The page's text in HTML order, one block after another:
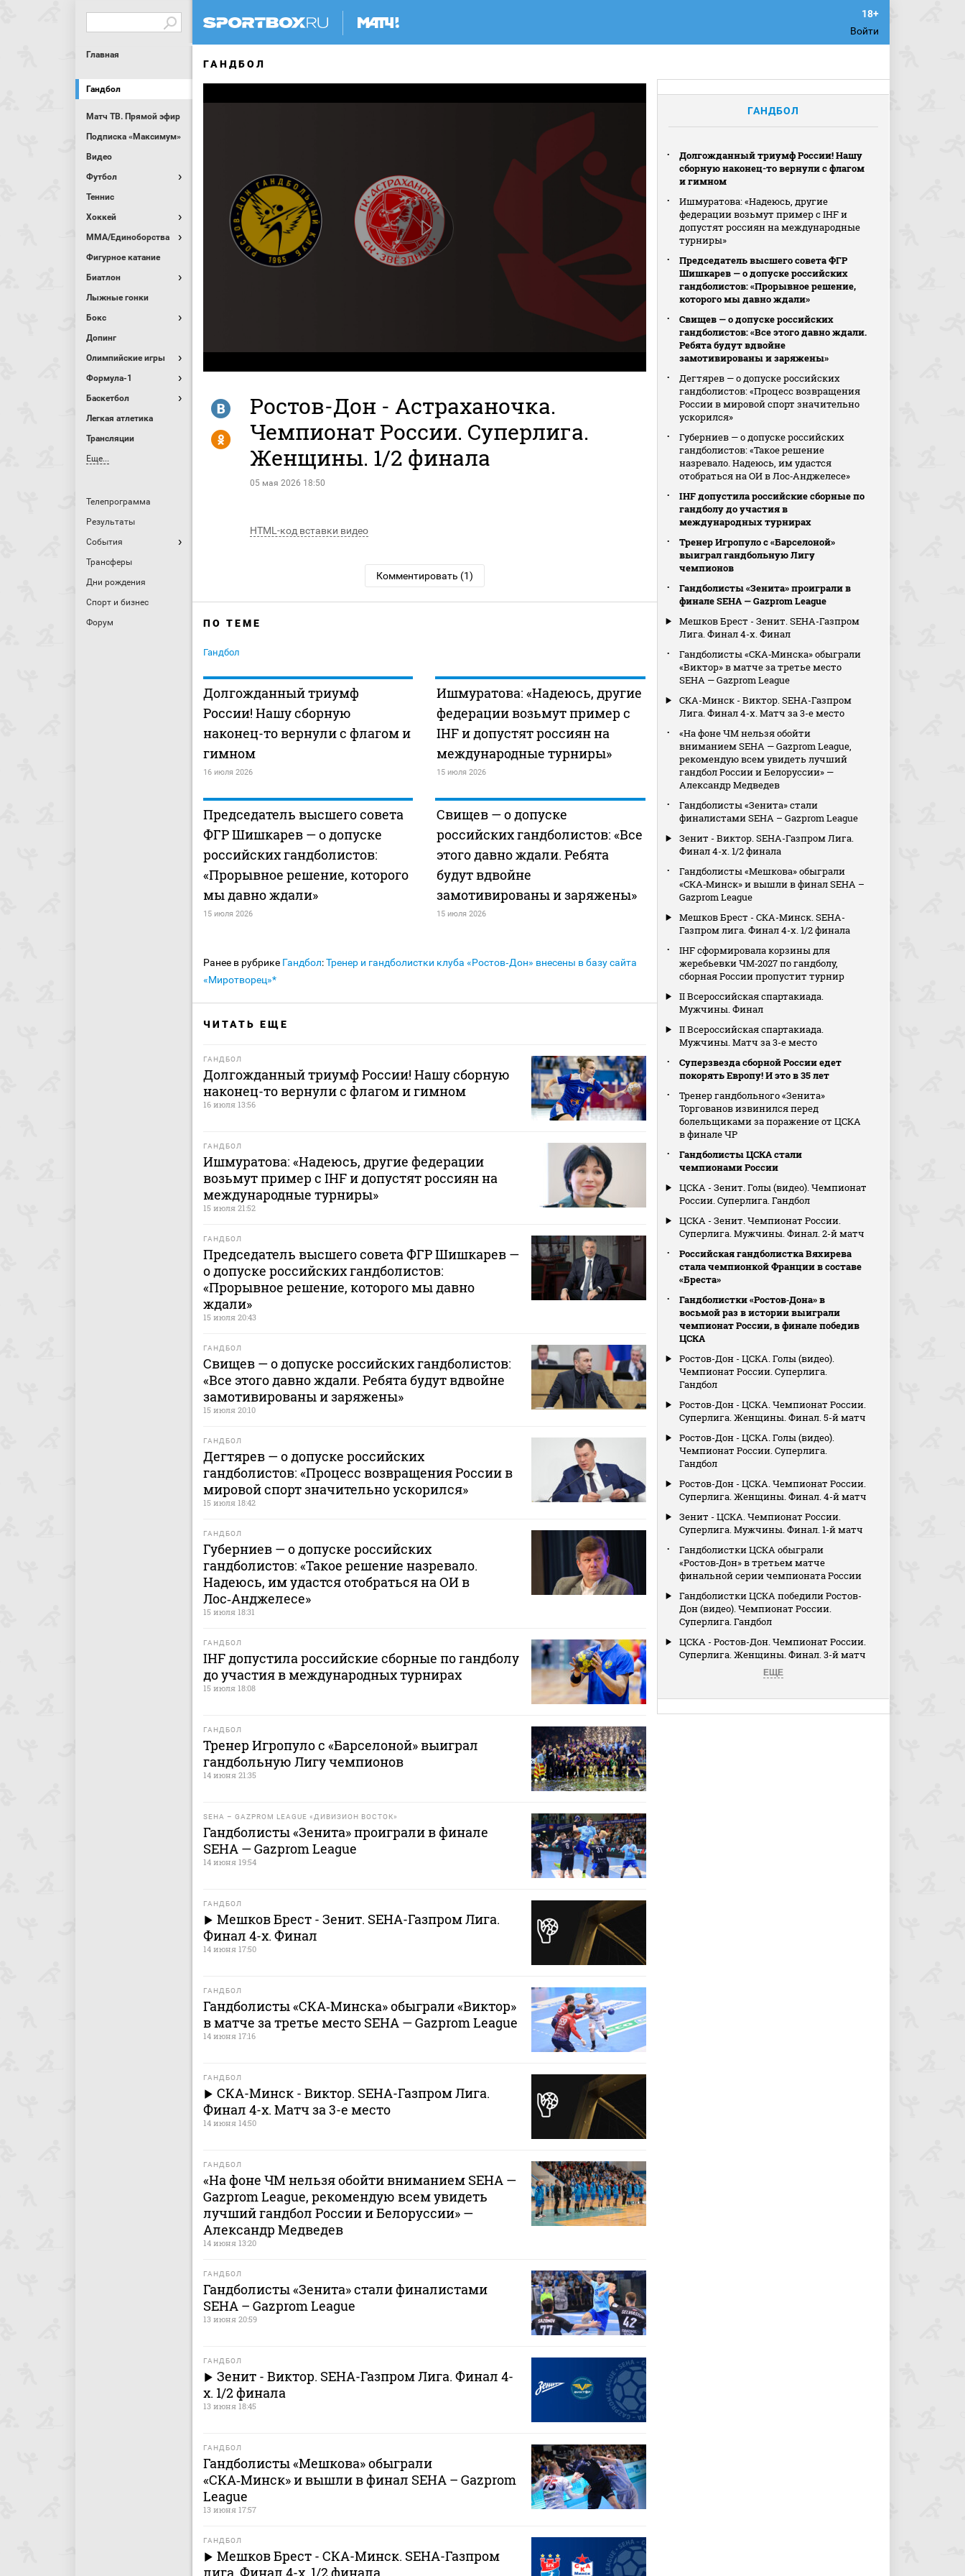
Войти
Главная
Гандбол
Матч ТВ. Прямой эфир
Подписка «Максимум»
Видео
Футбол
Теннис
Хоккей
MMA/Единоборства
Фигурное катание
Биатлон
Лыжные гонки
Бокс
Допинг
Олимпийские игры
Формула-1
Баскетбол
Легкая атлетика
Трансляции
Еще...
Телепрограмма
Результаты
События
Трансферы
Дни рождения
Спорт и бизнес
Форум
ГАНДБОЛ
Ростов-Дон - Астраханочка.
Чемпионат России. Суперлига.
Женщины. 1/2 финала
05 мая 2026 18:50
R
Y
HTML-код вставки видео
Комментировать (1)
ПО ТЕМЕ
Гандбол
Долгожданный триумф
России! Нашу сборную
наконец-то вернули с флагом и
гимном
16 июля 2026
Ишмуратова: «Надеюсь, другие
федерации возьмут пример с
IHF и допустят россиян на
международные турниры»
15 июля 2026
Председатель высшего совета
ФГР Шишкарев — о допуске
российских гандболистов:
«Прорывное решение, которого
мы давно ждали»
15 июля 2026
Свищев — о допуске
российских гандболистов: «Все
этого давно ждали. Ребята
будут вдвойне
замотивированы и заряжены»
15 июля 2026
Ранее в рубрике Гандбол:Тренер и гандболистки клуба «Ростов‑Дон» внесены в базу сайта
«Миротворец»*
ЧИТАТЬ ЕЩЕ
ГАНДБОЛ
Долгожданный триумф России! Нашу сборную
наконец-то вернули с флагом и гимном
16 июля 13:56
ГАНДБОЛ
Ишмуратова: «Надеюсь, другие федерации
возьмут пример с IHF и допустят россиян на
международные турниры»
15 июля 21:52
ГАНДБОЛ
Председатель высшего совета ФГР Шишкарев —
о допуске российских гандболистов:
«Прорывное решение, которого мы давно
ждали»
15 июля 20:43
ГАНДБОЛ
Свищев — о допуске российских гандболистов:
«Все этого давно ждали. Ребята будут вдвойне
замотивированы и заряжены»
15 июля 20:10
ГАНДБОЛ
Дегтярев — о допуске российских
гандболистов: «Процесс возвращения России в
мировой спорт значительно ускорился»
15 июля 18:42
ГАНДБОЛ
Губерниев — о допуске российских
гандболистов: «Такое решение назревало.
Надеюсь, им удастся отобраться на ОИ в
Лос‑Анджелесе»
15 июля 18:31
ГАНДБОЛ
IHF допустила российские сборные по гандболу
до участия в международных турнирах
15 июля 18:08
ГАНДБОЛ
Тренер Игропуло с «Барселоной» выиграл
гандбольную Лигу чемпионов
14 июня 21:35
SEHA – GAZPROM LEAGUE «ДИВИЗИОН ВОСТОК»
Гандболисты «Зенита» проиграли в финале
SEHA — Gazprom League
14 июня 19:54
ГАНДБОЛ
Мешков Брест - Зенит. SEHA-Газпром Лига.
Финал 4-х. Финал
14 июня 17:50
ГАНДБОЛ
Гандболисты «СКА‑Минска» обыграли «Виктор»
в матче за третье место SEHA — Gazprom League
14 июня 17:16
ГАНДБОЛ
СКА-Минск - Виктор. SEHA-Газпром Лига.
Финал 4-х. Матч за 3-е место
14 июня 14:50
ГАНДБОЛ
«На фоне ЧМ нельзя обойти вниманием SEHA —
Gazprom League, рекомендую всем увидеть
лучший гандбол России и Белоруссии» —
Александр Медведев
14 июня 13:20
ГАНДБОЛ
Гандболисты «Зенита» стали финалистами
SEHA – Gazprom League
13 июня 20:59
ГАНДБОЛ
Зенит - Виктор. SEHA-Газпром Лига. Финал 4-
х. 1/2 финала
13 июня 18:45
ГАНДБОЛ
Гандболисты «Мешкова» обыграли
«СКА‑Минск» и вышли в финал SEHA – Gazprom
League
13 июня 17:57
ГАНДБОЛ
Мешков Брест - СКА-Минск. SEHA-Газпром
лига. Финал 4-х. 1/2 финала
ГАНДБОЛ
Долгожданный триумф России! Нашу
сборную наконец-то вернули с флагом
и гимном
Ишмуратова: «Надеюсь, другие
федерации возьмут пример с IHF и
допустят россиян на международные
турниры»
Председатель высшего совета ФГР
Шишкарев — о допуске российских
гандболистов: «Прорывное решение,
которого мы давно ждали»
Свищев — о допуске российских
гандболистов: «Все этого давно ждали.
Ребята будут вдвойне
замотивированы и заряжены»
Дегтярев — о допуске российских
гандболистов: «Процесс возвращения
России в мировой спорт значительно
ускорился»
Губерниев — о допуске российских
гандболистов: «Такое решение
назревало. Надеюсь, им удастся
отобраться на ОИ в Лос‑Анджелесе»
IHF допустила российские сборные по
гандболу до участия в
международных турнирах
Тренер Игропуло с «Барселоной»
выиграл гандбольную Лигу
чемпионов
Гандболисты «Зенита» проиграли в
финале SEHA — Gazprom League
Мешков Брест - Зенит. SEHA-Газпром
Лига. Финал 4-х. Финал
Гандболисты «СКА‑Минска» обыграли
«Виктор» в матче за третье место
SEHA — Gazprom League
СКА-Минск - Виктор. SEHA-Газпром
Лига. Финал 4-х. Матч за 3-е место
«На фоне ЧМ нельзя обойти
вниманием SEHA — Gazprom League,
рекомендую всем увидеть лучший
гандбол России и Белоруссии» —
Александр Медведев
Гандболисты «Зенита» стали
финалистами SEHA – Gazprom League
Зенит - Виктор. SEHA-Газпром Лига.
Финал 4-х. 1/2 финала
Гандболисты «Мешкова» обыграли
«СКА‑Минск» и вышли в финал SEHA –
Gazprom League
Мешков Брест - СКА-Минск. SEHA-
Газпром лига. Финал 4-х. 1/2 финала
IHF сформировала корзины для
жеребьевки ЧМ‑2027 по гандболу,
сборная России пропустит турнир
II Всероссийская спартакиада.
Мужчины. Финал
II Всероссийская спартакиада.
Мужчины. Матч за 3-е место
Суперзвезда сборной России едет
покорять Европу! И это в 35 лет
Тренер гандбольного «Зенита»
Торгованов извинился перед
болельщиками за поражение от ЦСКА
в финале ЧР
Гандболисты ЦСКА стали
чемпионами России
ЦСКА - Зенит. Голы (видео). Чемпионат
России. Суперлига. Гандбол
ЦСКА - Зенит. Чемпионат России.
Суперлига. Мужчины. Финал. 2-й матч
Российская гандболистка Вяхирева
стала чемпионкой Франции в составе
«Бреста»
Гандболистки «Ростов‑Дона» в
восьмой раз в истории выиграли
чемпионат России, в финале победив
ЦСКА
Ростов-Дон - ЦСКА. Голы (видео).
Чемпионат России. Суперлига.
Гандбол
Ростов-Дон - ЦСКА. Чемпионат России.
Суперлига. Женщины. Финал. 5-й матч
Ростов-Дон - ЦСКА. Голы (видео).
Чемпионат России. Суперлига.
Гандбол
Ростов-Дон - ЦСКА. Чемпионат России.
Суперлига. Женщины. Финал. 4-й матч
Зенит - ЦСКА. Чемпионат России.
Суперлига. Мужчины. Финал. 1-й матч
Гандболистки ЦСКА обыграли
«Ростов‑Дон» в третьем матче
финальной серии чемпионата России
Гандболистки ЦСКА победили Ростов-
Дон (видео). Чемпионат России.
Суперлига. Гандбол
ЦСКА - Ростов-Дон. Чемпионат России.
Суперлига. Женщины. Финал. 3-й матч
ЕЩЕ